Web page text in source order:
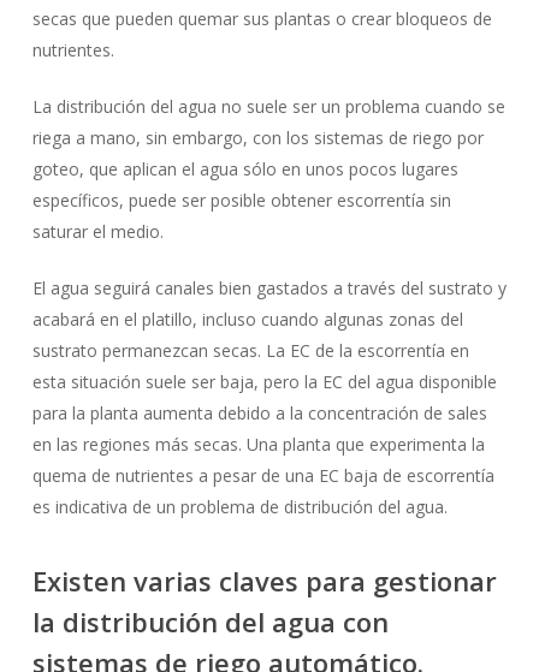
secas que pueden quemar sus plantas o crear bloqueos de
nutrientes.
La distribución del agua no suele ser un problema cuando se
riega a mano, sin embargo, con los sistemas de riego por
goteo, que aplican el agua sólo en unos pocos lugares
específicos, puede ser posible obtener escorrentía sin
saturar el medio.
El agua seguirá canales bien gastados a través del sustrato y
acabará en el platillo, incluso cuando algunas zonas del
sustrato permanezcan secas. La EC de la escorrentía en
esta situación suele ser baja, pero la EC del agua disponible
para la planta aumenta debido a la concentración de sales
en las regiones más secas. Una planta que experimenta la
quema de nutrientes a pesar de una EC baja de escorrentía
es indicativa de un problema de distribución del agua.
Existen varias claves para gestionar
la distribución del agua con
sistemas de riego automático.